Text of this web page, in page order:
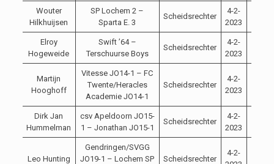
Wouter
Hilkhuijsen
SP Lochem 2 –
Sparta E. 3
Scheidsrechter
4-2-
2023
Elroy
Hogeweide
Swift ’64 –
Terschuurse Boys
Scheidsrechter
4-2-
2023
Martijn
Hooghoff
Vitesse JO14-1 – FC
Twente/Heracles
Academie JO14-1
Scheidsrechter
4-2-
2023
Dirk Jan
Hummelman
csv Apeldoorn JO15-
1 – Jonathan JO15-1
Scheidsrechter
4-2-
2023
Leo Hunting
Gendringen/SVGG
JO19-1 – Lochem SP
Scheidsrechter
4-2-